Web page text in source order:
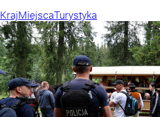
KrajMiejscaTurystyka